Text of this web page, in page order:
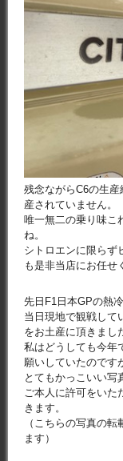
残念ながらC6の生
産されていません。
唯一無二の乗り味こ
ね。
シトロエンに限らず
も是非当店にお任せ
先日F1日本GPの熱
当日現地で観戦して
をお土産に頂きまし
私はどうしても今年
願いしていたのです
とてもかっこいい写
ご本人に許可をいた
きます。
（こちらの写真の
ます）